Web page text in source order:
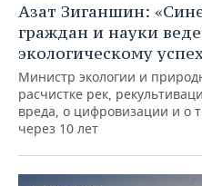
Азат Зиганшин:
граждан и науки
экологическому
Министр экологии и
расчистке рек,
вреда, о цифровизации и о
через 10 лет